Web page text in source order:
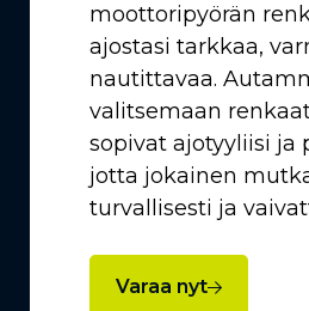
moottoripyörän
ajostasi tarkkaa,
nautittavaa.
valitsemaan
sopivat ajotyyliisi ja
jotta jokainen
turvallisesti ja
Varaa nyt